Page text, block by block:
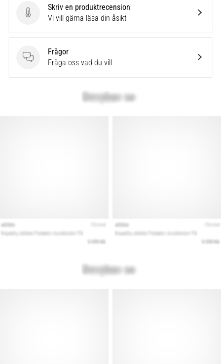
Skriv en produktrecension
Skriv en produktrecension
Vi vill gärna läsa din åsikt
Frågor
Frågor
Fråga oss vad du vill